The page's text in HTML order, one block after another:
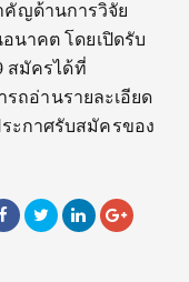
คัญด้านการวิจัย
นาคต โดยเปิดรับ
สมัครได้ที่
รถอ่านรายละเอียด
ะกาศรับสมัครของ